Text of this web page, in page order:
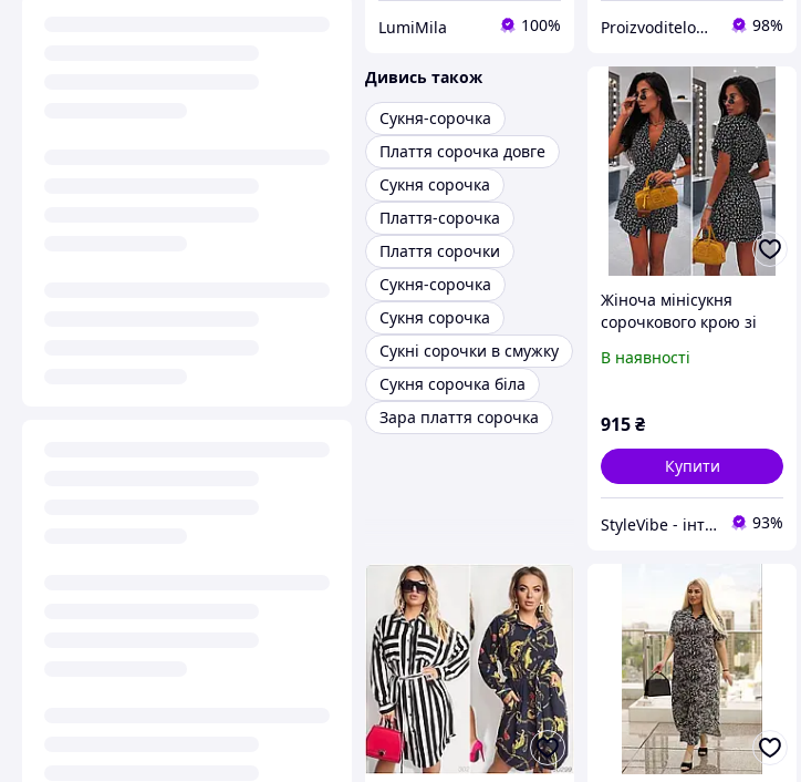
LumiMila 100% ProizvoditelodesaUA 98%
Дивись також
Сукня-сорочка
Плаття сорочка довге
Сукня сорочка
Плаття-сорочка
Плаття сорочки
Сукня-сорочка
Сукня сорочка
Сукні сорочки в смужку
Сукня сорочка біла
Зара плаття сорочка
Жіноча мінісукня
сорочкового крою зі
В наявності
915₴
Купити
StyleVibe - інтернет-магазин жіночого одягу 93%